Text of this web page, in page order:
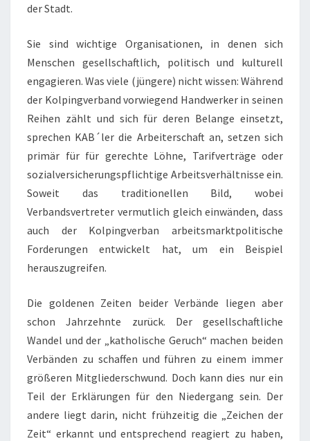
der Stadt.
Sie sind wichtige Organisationen, in denen sich
Menschen gesellschaftlich, politisch und kulturell
engagieren. Was viele (jüngere) nicht wissen: Während
der Kolpingverband vorwiegend Handwerker in seinen
Reihen zählt und sich für deren Belange einsetzt,
sprechen KAB´ler die Arbeiterschaft an, setzen sich
primär für für gerechte Löhne, Tarifverträge oder
sozialversicherungspflichtige Arbeitsverhältnisse ein.
Soweit das traditionellen Bild, wobei
Verbandsvertreter vermutlich gleich einwänden, dass
auch der Kolpingverban arbeitsmarktpolitische
Forderungen entwickelt hat, um ein Beispiel
herauszugreifen.
Die goldenen Zeiten beider Verbände liegen aber
schon Jahrzehnte zurück. Der gesellschaftliche
Wandel und der „katholische Geruch“ machen beiden
Verbänden zu schaffen und führen zu einem immer
größeren Mitgliederschwund. Doch kann dies nur ein
Teil der Erklärungen für den Niedergang sein. Der
andere liegt darin, nicht frühzeitig die „Zeichen der
Zeit“ erkannt und entsprechend reagiert zu haben,